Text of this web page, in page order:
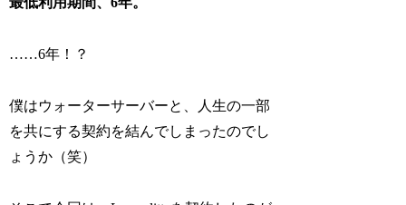
……6年！？
僕はウォーターサーバーと、人生の一部
を共にする契約を結んでしまったのでし
ょうか（笑）